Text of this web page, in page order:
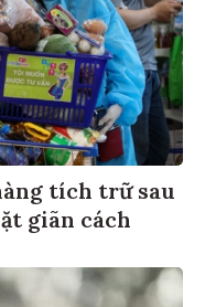
tích trữ sau
giãn cách